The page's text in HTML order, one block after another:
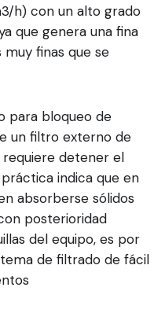
h) con un alto grado
que genera una fina
finas que se
para bloqueo de
un filtro externo de
requiere detener el
indica que en
absorberse sólidos
posterioridad
del equipo, es por
de filtrado de fácil